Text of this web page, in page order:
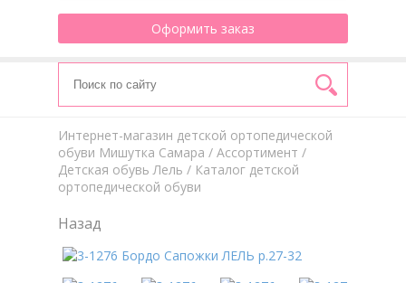
Оформить заказ
Интернет-магазин детской ортопедической
обуви Мишутка Самара / Aссортимент /
Детская обувь Лель / Каталог детской
ортопедической обуви
Назад